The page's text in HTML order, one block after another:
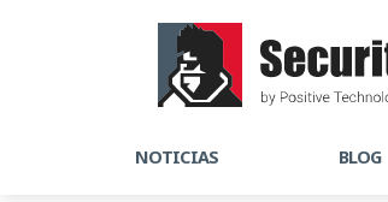
NOTICIAS BLOG